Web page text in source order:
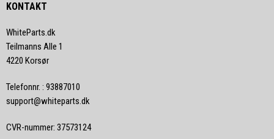
KONTAKT
WhiteParts.dk
Teilmanns Alle 1
4220 Korsør
Telefonnr. : 93887010
support@whiteparts.dk
CVR-nummer: 37573124